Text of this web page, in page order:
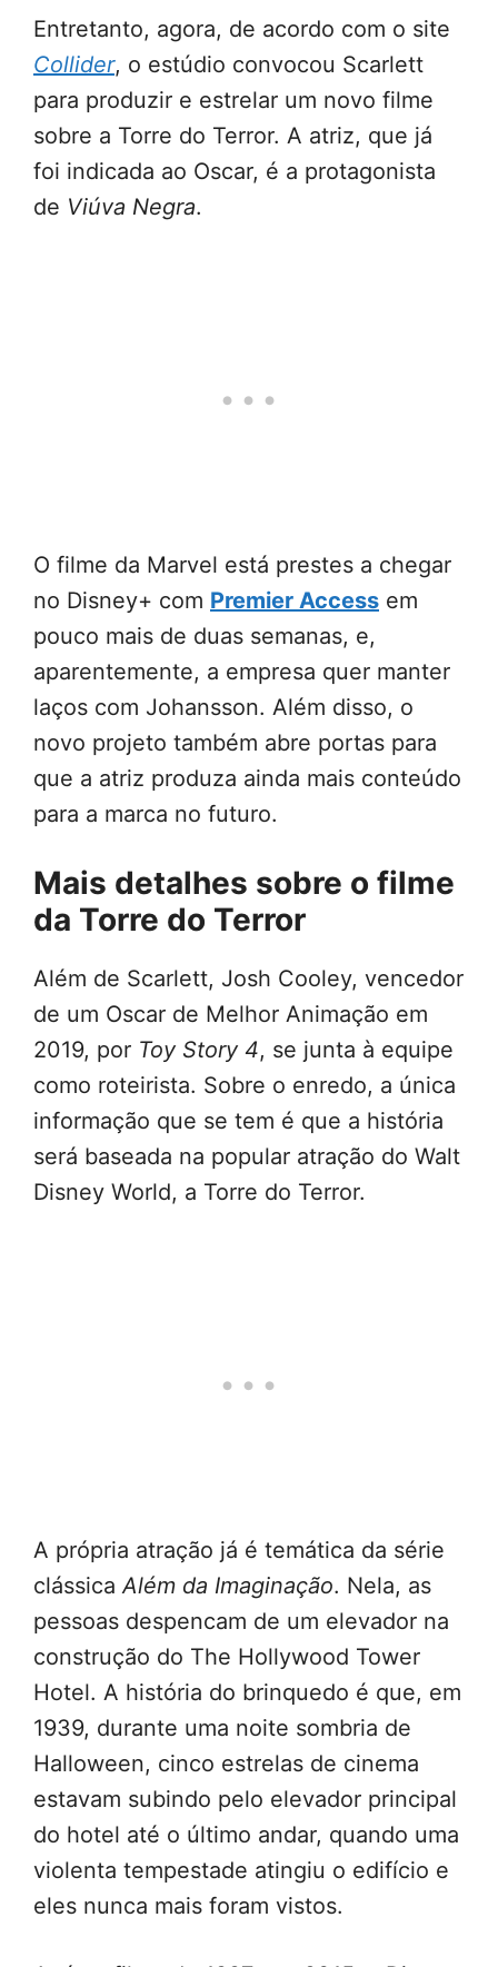
Entretanto, agora, de acordo com o site
Collider, o estúdio convocou Scarlett
para produzir e estrelar um novo filme
sobre a Torre do Terror. A atriz, que já
foi indicada ao Oscar, é a protagonista
de Viúva Negra.
O filme da Marvel está prestes a chegar
no Disney+ com Premier Access em
pouco mais de duas semanas, e,
aparentemente, a empresa quer manter
laços com Johansson. Além disso, o
novo projeto também abre portas para
que a atriz produza ainda mais conteúdo
para a marca no futuro.
Mais detalhes sobre o filme
da Torre do Terror
Além de Scarlett, Josh Cooley, vencedor
de um Oscar de Melhor Animação em
2019, por Toy Story 4, se junta à equipe
como roteirista. Sobre o enredo, a única
informação que se tem é que a história
será baseada na popular atração do Walt
Disney World, a Torre do Terror.
A própria atração já é temática da série
clássicaAlém da Imaginação. Nela, as
pessoas despencam de um elevador na
construção do The Hollywood Tower
Hotel. A história do brinquedo é que, em
1939, durante uma noite sombria de
Halloween, cinco estrelas de cinema
estavam subindo pelo elevador principal
do hotel até o último andar, quando uma
violenta tempestade atingiu o edifício e
eles nunca mais foram vistos.